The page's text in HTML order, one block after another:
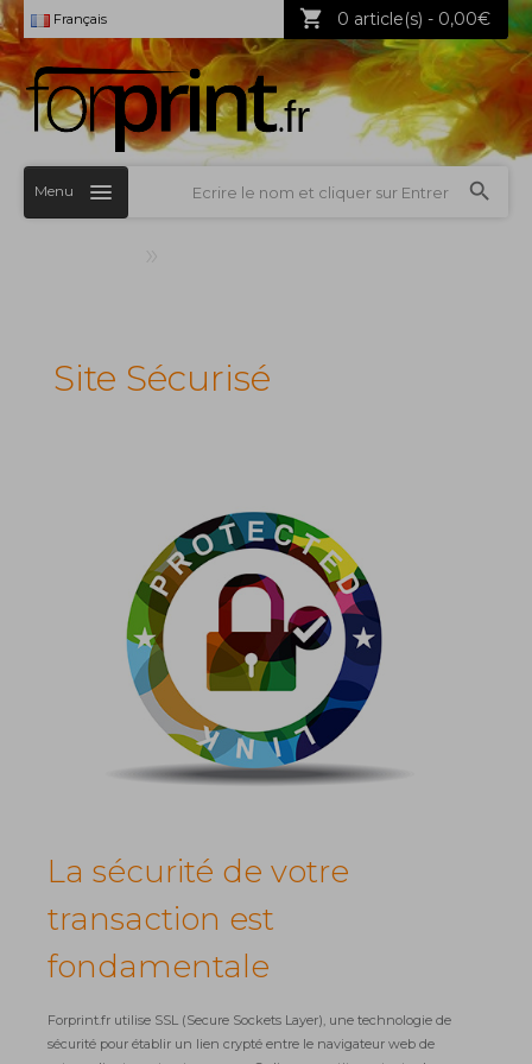
Français 0 article(s) - 0,00€
Menu
Site Sécurisé
La sécurité de votre
transaction est
fondamentale
Forprint.fr utilise SSL (Secure Sockets Layer), une technologie de
sécurité pour établir un lien crypté entre le navigateur web de